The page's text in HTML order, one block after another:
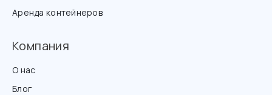
Аренда контейнеров
Компания
О нас
Блог